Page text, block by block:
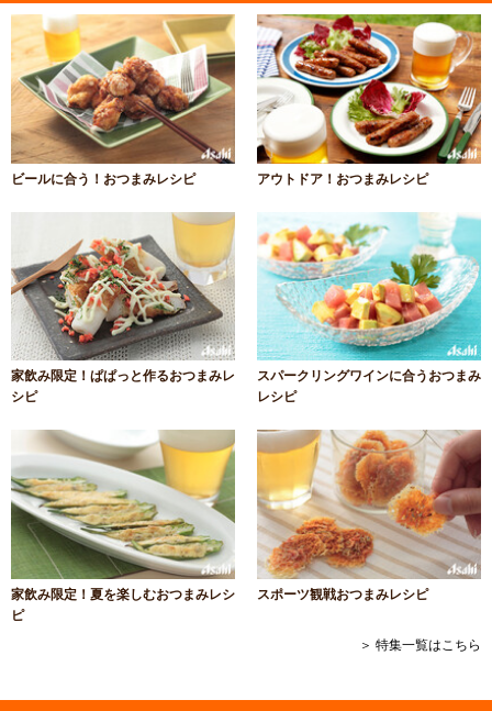
ビールに合う！おつまみレシピ アウトドア！おつまみレシピ
家飲み限定！ぱぱっと作るおつまみレ
シピ
スパークリングワインに合うおつまみ
レシピ
家飲み限定！夏を楽しむおつまみレシ
ピ
スポーツ観戦おつまみレシピ
＞ 特集一覧はこちら